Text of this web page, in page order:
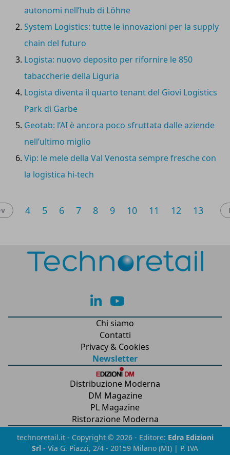
autonomi nell’hub di Löhne
System Logistics: tutte le innovazioni per la supply
chain del futuro
Logista: nuovo deposito per rifornire le 850
tabaccherie della Liguria
Logista diventa il quarto tenant del Giovi Logistics
Park di Garbe
Geotab: l’AI è ancora poco sfruttata dalle aziende
nell’ultimo miglio
Vip: le mele della Val Venosta sempre fresche con
la logistica hi-tech
4 5 6 7 8 9 10 11 12 13
lk yt
Chi siamo
Contatti
Privacy & Cookies
Newsletter
Distribuzione Moderna
DM Magazine
PL Magazine
Ristorazione Moderna
technoretail.it - Copyright © 2026 - Editore: Edra Edizioni
Srl - Via G. Piazzi, 2/4 - 20159 Milano (MI) | P. IVA